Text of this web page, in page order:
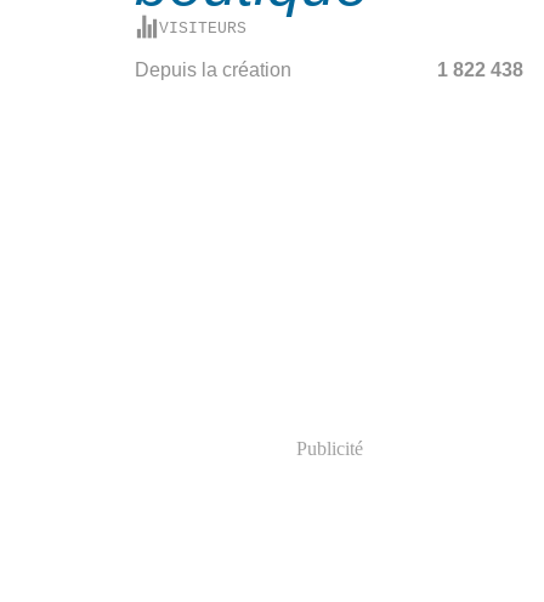
VISITEURS
Depuis la création 1 822 438
Publicité